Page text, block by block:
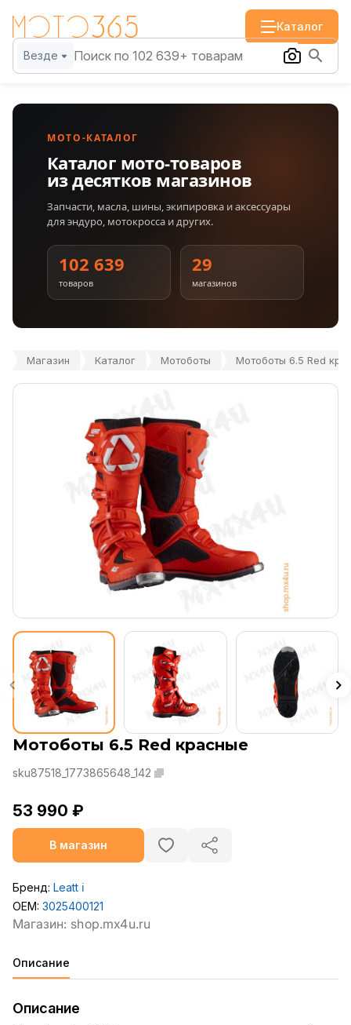
Каталог
Везде
МОТО-КАТАЛОГ
Каталог мото-товаров
из десятков магазинов
Запчасти, масла, шины, экипировка и аксессуары
для эндуро, мотокросса и других.
102 639
товаров
29
магазинов
Магазин Каталог Мотоботы Мотоботы 6.5 Red
Мотоботы 6.5 Red красные
sku87518_1773865648_142
53 990 ₽
В магазин
Бренд: Leatt ℹ️
OEM: 3025400121
Описание
Описание